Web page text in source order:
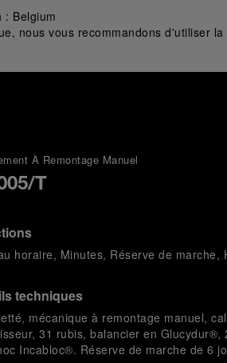
: Belgium
nous vous recommandons d'utiliser la
À Remontage Manuel
T
horaire, Minutes, Réserve de marche,
techniques
mécanique à remontage manuel,
31 rubis, balancier en
Incabloc®. Réserve de marche de 6